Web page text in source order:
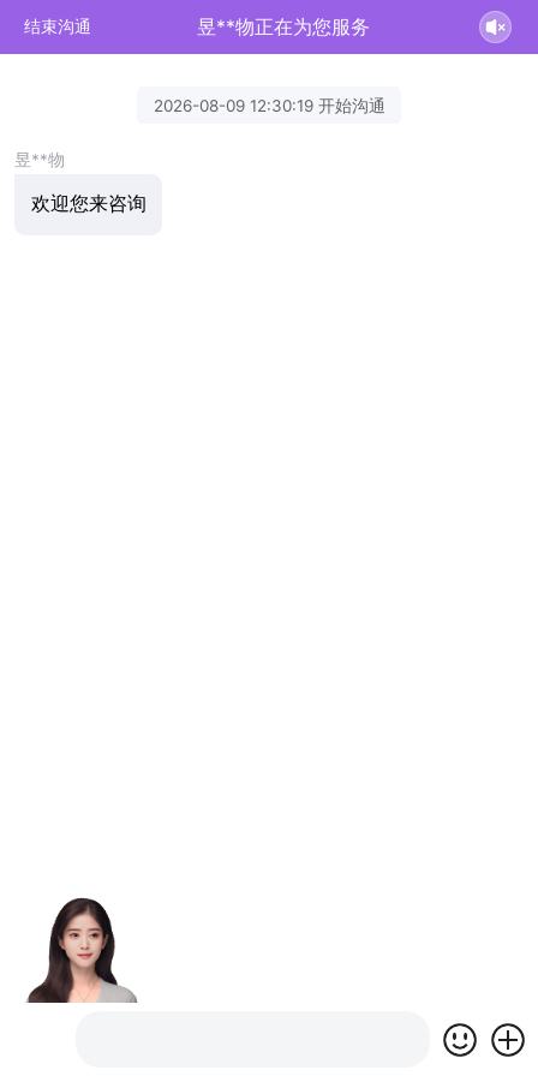
结束沟通 昱**物正在为您服务
2026-08-09 12:30:19 开始沟通
昱**物
欢迎您来咨询